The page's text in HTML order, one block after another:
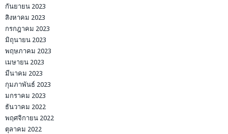
กันยายน 2023
สิงหาคม 2023
กรกฎาคม 2023
มิถุนายน 2023
พฤษภาคม 2023
เมษายน 2023
มีนาคม 2023
กุมภาพันธ์ 2023
มกราคม 2023
ธันวาคม 2022
พฤศจิกายน 2022
ตุลาคม 2022